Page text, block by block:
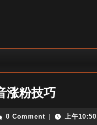
联
涨粉技巧怎
拍
0 Comment 上午10:50